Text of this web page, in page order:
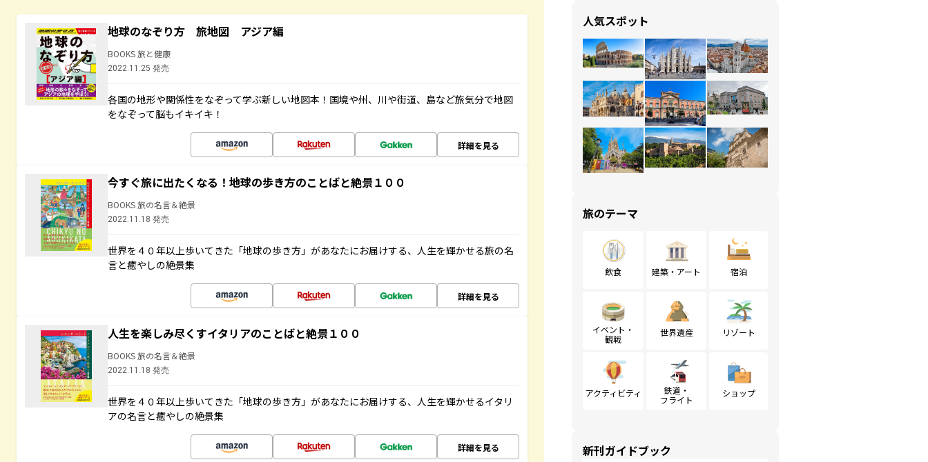
地球のなぞり方 旅地図 アジア編
BOOKS 旅と健康
2022.11.25 発売
各国の地形や関係性をなぞって学ぶ新しい地図本！国境や州、川や街道、島など旅気分で地図
をなぞって脳もイキイキ！
詳細を見る
今すぐ旅に出たくなる！地球の歩き方のことばと絶景１００
BOOKS 旅の名言＆絶景
2022.11.18 発売
世界を４０年以上歩いてきた「地球の歩き方」があなたにお届けする、人生を輝かせる旅の名
言と癒やしの絶景集
詳細を見る
人生を楽しみ尽くすイタリアのことばと絶景１００
BOOKS 旅の名言＆絶景
2022.11.18 発売
世界を４０年以上歩いてきた「地球の歩き方」があなたにお届けする、人生を輝かせるイタリ
アの名言と癒やしの絶景集
詳細を見る
人気スポット
旅のテーマ
飲食 建築・アート 宿泊
イベント・
観戦
世界遺産 リゾート
アクティビティ
鉄道・
フライト
ショップ
新刊ガイドブック